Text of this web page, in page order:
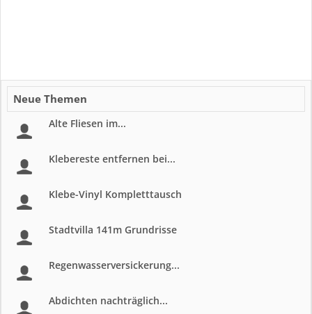
Neue Themen
Alte Fliesen im...
Klebereste entfernen bei...
Klebe-Vinyl Kompletttausch
Stadtvilla 141m Grundrisse
Regenwasserversickerung...
Abdichten nachträglich...